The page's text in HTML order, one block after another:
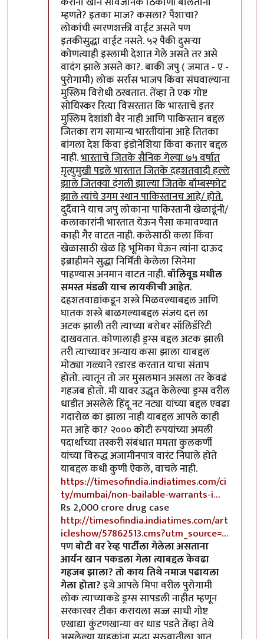
म्हणते? इतका माज? कसला? पैशाचा?
लोकांची स्मरणशक्ती वाईट असते पण
इतकीसुद्धा वाईट नसते. ५२ पैकी दुसऱ्या
कोणत्याही इस्लामी देशात गेले असते तर असे
वादंग झाले असते का?. बाकी जपु ( जमात - ए -
पुरोगामी) लोक सर्रास भाजप किंवा संघवाल्याना
मुस्लिम विरोधी ठरवतात. तेंव्हा ते एक गोष्ट
सोयिस्कर रित्या विसरतात कि भारताचे इतर
मुस्लिम देशांशी वैर नाही आणि पाकिस्तान बद्दल
जितका राग सामान्य भारतीयांना आहे तितका
बांगला देश किंवा इंडोनेशिया किंवा कतार बद्दल
नाही.भारताचे जितके सैनिक गेल्या ७५ वर्षात
मृत्युमुखी पडले भारतात जितके दहशतवादी हल्ले
झाले जितक्या दंगली झाल्या जितके बॉम्बस्फोट
झाले त्यांचे उगम स्थान पाकिस्तानच आहे/ होते.
दुर्दैवाने याच जपु लोकाना पाकिस्तानी खेळाडूंनी/
कलाकारांनी भारतात येऊन पैसा कमावण्यात
काही गैर वाटत नाही. कलेसाठी कला किंवा
खेळासाठी खेळ हि भूमिका घेऊन त्यांना दाऊद
इब्राहीमने सुद्धा निर्मिती केलेला सिनेमा
पाहण्यास अनमान वाटत नाही.बॉलिवूड मधील
समस्त मंडळी याच लायकीची आहेत.
दहशतवाद्यांकडून शस्त्रे मिळवल्याबद्दल आणि
घातक शस्त्रे बाळगल्याबद्दल संजय दत्त ला
अटक झाली तरी त्याच्या बरोबर सॉलिडॅरिटी
दाखवतात. कोणालाही ड्रग्स बद्दल अटक झाली
तरी त्याच्यावर अन्याय कसा झाला याबद्दल
मोठ्या गळ्याने रडारड करतात याचा संताप
होतो. त्यातून तो जर मुसलमान असला तर केवढं
गहजब होतो. मी यावर उद्धृत केलेल्या ड्रग्स वरील
धाडीत असलेले हिंदू नट नट्या यांच्या बद्दल एवढा
गदारोळ का झाला नाही याबद्दल आपले काही
मत आहे का? २००० कोटी रुपयांच्या अमली
पदार्थांच्या तस्करी संबंधात ममता कुलकर्णी
यांच्या विरुद्ध अजामीनपात्र वारंट निघाले होते
याबद्दल कधी कुणी ऐकले, वाचले नाही.
https://timesofindia.indiatimes.com/ci
ty/mumbai/non-bailable-warrants-i…
Rs 2,000 crore drug case
http://timesofindia.indiatimes.com/art
icleshow/57862513.cms?utm_source=…
पणबोटी वर रेव्ह पार्टीला गेलेला असताना
आर्यन खान पकडला गेला त्याबद्दल केवढा
गहजब झाला? तो काय तिथे नमाज पढायला
गेला होता?इथे आपले मिपा वरील पुरोगामी
लोक त्याच्याकडे ड्रग्स सापडली नाहीत म्हणून
सरकारवर टीका करायला सज्ज साधी गोष्ट
एखाद्या कुंटणखान्या वर धाड पडते तेंव्हा तेथे